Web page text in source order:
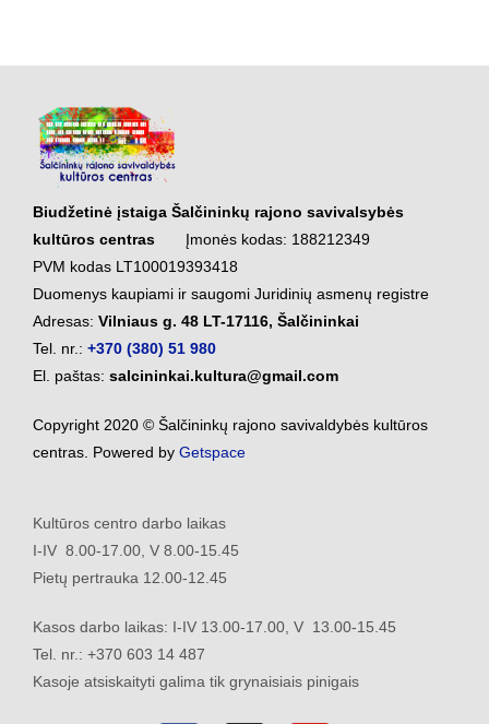
Biudžetinė įstaiga Šalčininkų rajono savivalsybės
kultūros centras
Įmonės kodas: 188212349
PVM kodas LT100019393418
Duomenys kaupiami ir saugomi Juridinių asmenų registre
Adresas: Vilniaus g. 48 LT-17116, Šalčininkai
Tel. nr.: +370 (380) 51 980
El. paštas: salcininkai.kultura@gmail.com
Copyright 2020 © Šalčininkų rajono savivaldybės kultūros
centras. Powered by Getspace
Kultūros centro darbo laikas
I-IV 8.00-17.00, V 8.00-15.45
Pietų pertrauka 12.00-12.45
Kasos darbo laikas: I-IV 13.00-17.00, V 13.00-15.45
Tel. nr.: +370 603 14 487
Kasoje atsiskaityti galima tik grynaisiais pinigais